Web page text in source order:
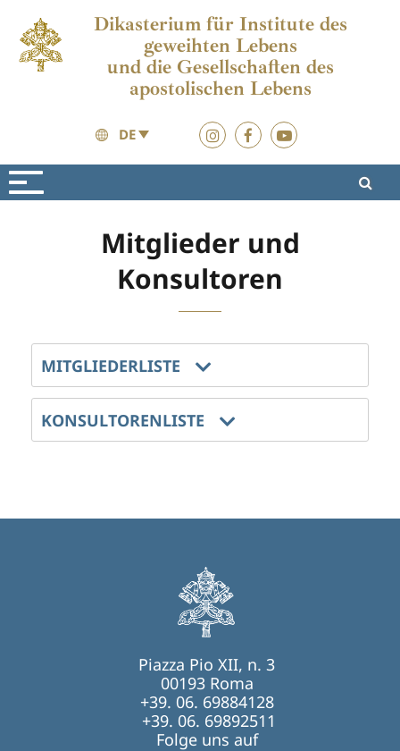
Dikasterium für Institute des
geweihten Lebens
und die Gesellschaften des
apostolischen Lebens
DE
Mitglieder und
Konsultoren
MITGLIEDERLISTE
KONSULTORENLISTE
Piazza Pio XII, n. 3
00193 Roma
+39. 06. 69884128
+39. 06. 69892511
Folge uns auf